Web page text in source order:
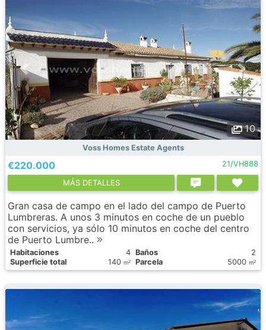
10
Voss Homes Estate Agents
€220.000 21/VH888
МÁS DETALLES
Gran casa de campo en el lado del campo de Puerto
Lumbreras. A unos 3 minutos en coche de un pueblo
con servicios, ya sólo 10 minutos en coche del centro
de Puerto Lumbre..
Habitaciones 4 Baños
2
Superficie total
140 m2 Parcela 5000 m2